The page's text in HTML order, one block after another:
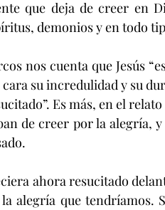
que deja de creer en
demonios y en todo
nos cuenta que Jesús
cara su incredulidad y su
Es más, en el
de creer por la alegría,
ahora resucitado
alegría que tendríamos.